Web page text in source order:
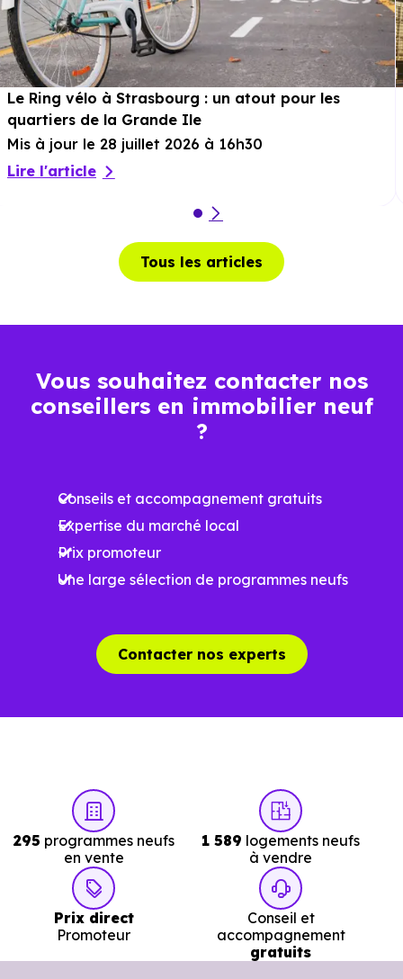
Le Ring vélo à Strasbourg : un atout pour les
quartiers de la Grande Ile
Mis à jour le 28 juillet 2026 à 16h30
Lire l'article
Tous les articles
Vous souhaitez contacter nos
conseillers en immobilier neuf
?
Conseils et accompagnement gratuits
Expertise du marché local
Prix promoteur
Une large sélection de programmes neufs
Contacter nos experts
295 programmes neufs
en vente
1 589 logements neufs
à vendre
Prix direct
Promoteur
Conseil et
accompagnement
gratuits